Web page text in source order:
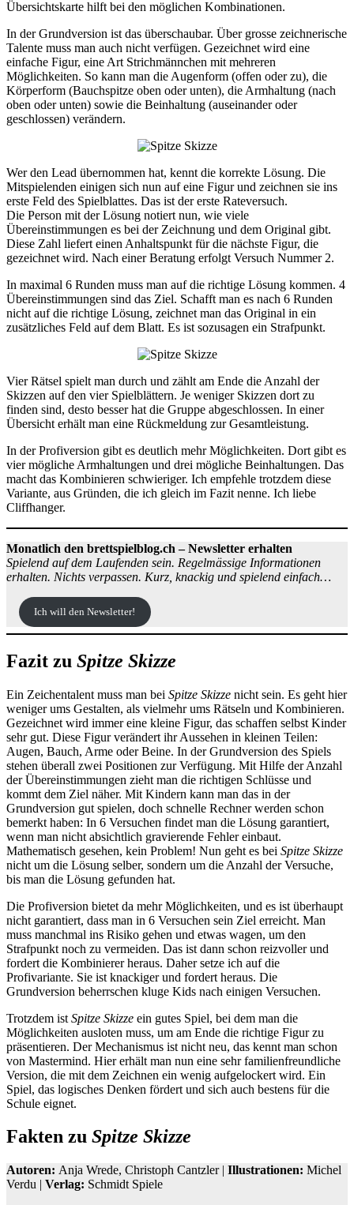
Übersichtskarte hilft bei den möglichen Kombinationen.
In der Grundversion ist das überschaubar. Über grosse zeichnerische
Talente muss man auch nicht verfügen. Gezeichnet wird eine
einfache Figur, eine Art Strichmännchen mit mehreren
Möglichkeiten. So kann man die Augenform (offen oder zu), die
Körperform (Bauchspitze oben oder unten), die Armhaltung (nach
oben oder unten) sowie die Beinhaltung (auseinander oder
geschlossen) verändern.
Wer den Lead übernommen hat, kennt die korrekte Lösung. Die
Mitspielenden einigen sich nun auf eine Figur und zeichnen sie ins
erste Feld des Spielblattes. Das ist der erste Rateversuch.
Die Person mit der Lösung notiert nun, wie viele
Übereinstimmungen es bei der Zeichnung und dem Original gibt.
Diese Zahl liefert einen Anhaltspunkt für die nächste Figur, die
gezeichnet wird. Nach einer Beratung erfolgt Versuch Nummer 2.
In maximal 6 Runden muss man auf die richtige Lösung kommen. 4
Übereinstimmungen sind das Ziel. Schafft man es nach 6 Runden
nicht auf die richtige Lösung, zeichnet man das Original in ein
zusätzliches Feld auf dem Blatt. Es ist sozusagen ein Strafpunkt.
Vier Rätsel spielt man durch und zählt am Ende die Anzahl der
Skizzen auf den vier Spielblättern. Je weniger Skizzen dort zu
finden sind, desto besser hat die Gruppe abgeschlossen. In einer
Übersicht erhält man eine Rückmeldung zur Gesamtleistung.
In der Profiversion gibt es deutlich mehr Möglichkeiten. Dort gibt es
vier mögliche Armhaltungen und drei mögliche Beinhaltungen. Das
macht das Kombinieren schwieriger. Ich empfehle trotzdem diese
Variante, aus Gründen, die ich gleich im Fazit nenne. Ich liebe
Cliffhanger.
Monatlich den brettspielblog.ch – Newsletter erhalten
Spielend auf dem Laufenden sein. Regelmässige Informationen
erhalten. Nichts verpassen. Kurz, knackig und spielend einfach…
Ich will den Newsletter!
Fazit zu Spitze Skizze
Ein Zeichentalent muss man bei Spitze Skizze nicht sein. Es geht hier
weniger ums Gestalten, als vielmehr ums Rätseln und Kombinieren.
Gezeichnet wird immer eine kleine Figur, das schaffen selbst Kinder
sehr gut. Diese Figur verändert ihr Aussehen in kleinen Teilen:
Augen, Bauch, Arme oder Beine. In der Grundversion des Spiels
stehen überall zwei Positionen zur Verfügung. Mit Hilfe der Anzahl
der Übereinstimmungen zieht man die richtigen Schlüsse und
kommt dem Ziel näher. Mit Kindern kann man das in der
Grundversion gut spielen, doch schnelle Rechner werden schon
bemerkt haben: In 6 Versuchen findet man die Lösung garantiert,
wenn man nicht absichtlich gravierende Fehler einbaut.
Mathematisch gesehen, kein Problem! Nun geht es bei Spitze Skizze
nicht um die Lösung selber, sondern um die Anzahl der Versuche,
bis man die Lösung gefunden hat.
Die Profiversion bietet da mehr Möglichkeiten, und es ist überhaupt
nicht garantiert, dass man in 6 Versuchen sein Ziel erreicht. Man
muss manchmal ins Risiko gehen und etwas wagen, um den
Strafpunkt noch zu vermeiden. Das ist dann schon reizvoller und
fordert die Kombinierer heraus. Daher setze ich auf die
Profivariante. Sie ist knackiger und fordert heraus. Die
Grundversion beherrschen kluge Kids nach einigen Versuchen.
Trotzdem ist Spitze Skizze ein gutes Spiel, bei dem man die
Möglichkeiten ausloten muss, um am Ende die richtige Figur zu
präsentieren. Der Mechanismus ist nicht neu, das kennt man schon
von Mastermind. Hier erhält man nun eine sehr familienfreundliche
Version, die mit dem Zeichnen ein wenig aufgelockert wird. Ein
Spiel, das logisches Denken fördert und sich auch bestens für die
Schule eignet.
Fakten zu Spitze Skizze
Autoren: Anja Wrede, Christoph Cantzler | Illustrationen: Michel
Verdu | Verlag: Schmidt Spiele